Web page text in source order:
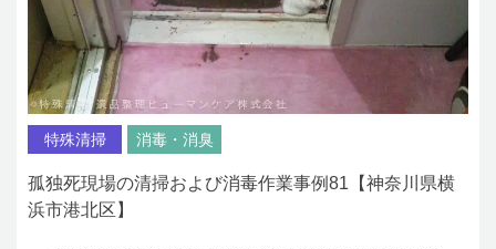
特殊清掃 消毒・消臭
孤独死現場の清掃および消毒作業事例81【神奈川県横
浜市港北区】